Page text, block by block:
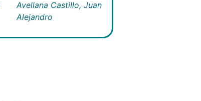
Avellana Castillo, Juan
Alejandro